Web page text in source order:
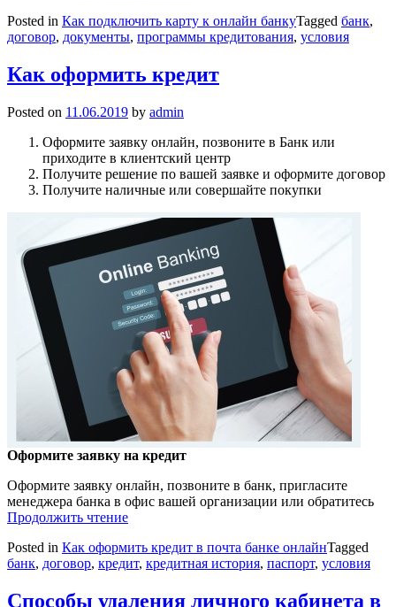
Posted in Как подключить карту к онлайн банкуTagged банк,
договор, документы, программы кредитования, условия
Как оформить кредит
Posted on 11.06.2019 by admin
Оформите заявку онлайн, позвоните в Банк или
приходите в клиентский центр
Получите решение по вашей заявке и оформите договор
Получите наличные или совершайте покупки
Оформите заявку на кредит
Оформите заявку онлайн, позвоните в банк, пригласите
менеджера банка в офис вашей организации или обратитесь
Продолжить чтение
Posted in Как оформить кредит в почта банке онлайнTagged
банк, договор, кредит, кредитная история, паспорт, условия
Способы удаления личного кабинета в